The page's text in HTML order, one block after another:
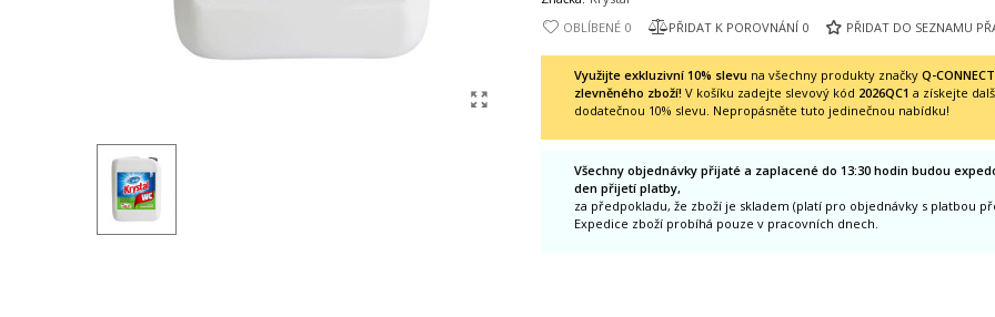
OBLÍBENÉ 0 PŘIDAT K POROVNÁNÍ 0 PŘIDAT DO SEZNAMU
Využijte exkluzivní 10% slevu na všechny produkty značky Q-
zlevněného zboží! V košíku zadejte slevový kód 2026QC1 a získejte
dodatečnou 10% slevu. Nepropásněte tuto jedinečnou nabídku!
Všechny objednávky přijaté a zaplacené do 13:30 hodin budou
den přijetí platby,
za předpokladu, že zboží je skladem (platí pro objednávky s platbou
Expedice zboží probíhá pouze v pracovních dnech.